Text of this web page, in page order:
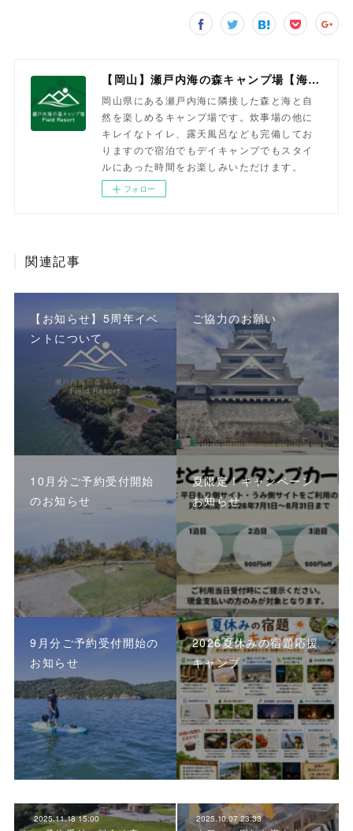
【岡山】瀬戸内海の森キャンプ場【海と森を楽しむ】
岡山県にある瀬戸内海に隣接した森と海と自
然を楽しめるキャンプ場です。炊事場の他に
キレイなトイレ、露天風呂なども完備してお
りますので宿泊でもデイキャンプでもスタイ
ルにあった時間をお楽しみいただけます。
フォロー
関連記事
【お知らせ】5周年イベ
ントについて
ご協力のお願い
10月分ご予約受付開始
のお知らせ
夏限定！キャンペーン
お知らせ
9月分ご予約受付開始の
お知らせ
2026夏休みの宿題応援
キャンプ
2025.11.18 15:00 2025.10.07 23:33